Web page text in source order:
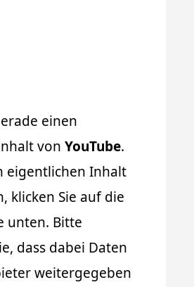
einen
von YouTube.
eigentlichen Inhalt
klicken Sie auf die
unten. Bitte
dass dabei Daten
weitergegeben